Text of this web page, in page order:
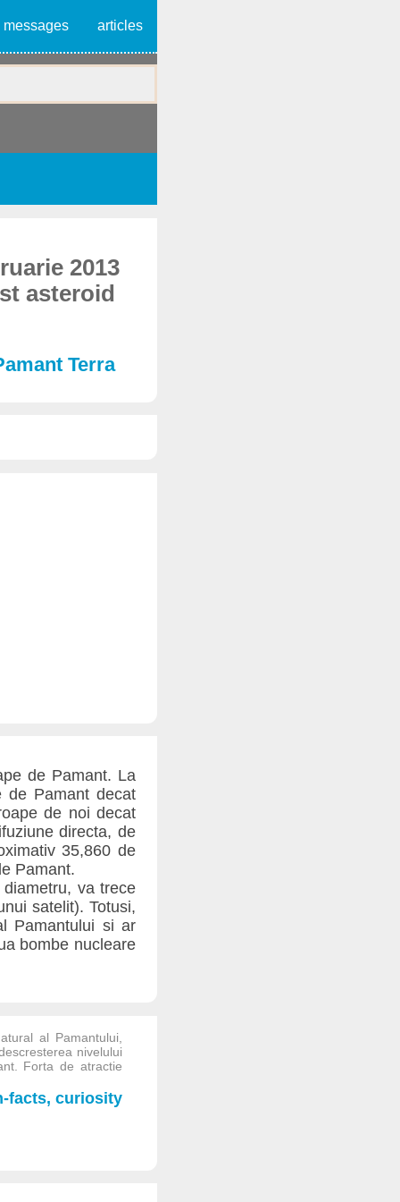
messages articles
2013
asteroid
Terra
de Pamant. La
de Pamant decat
de noi decat
directa, de
35,860 de
Pamant.
va trece
satelit). Totusi,
Pamantului si ar
bombe nucleare
al Pamantului,
nivelului
Forta de atractie
facts, curiosity